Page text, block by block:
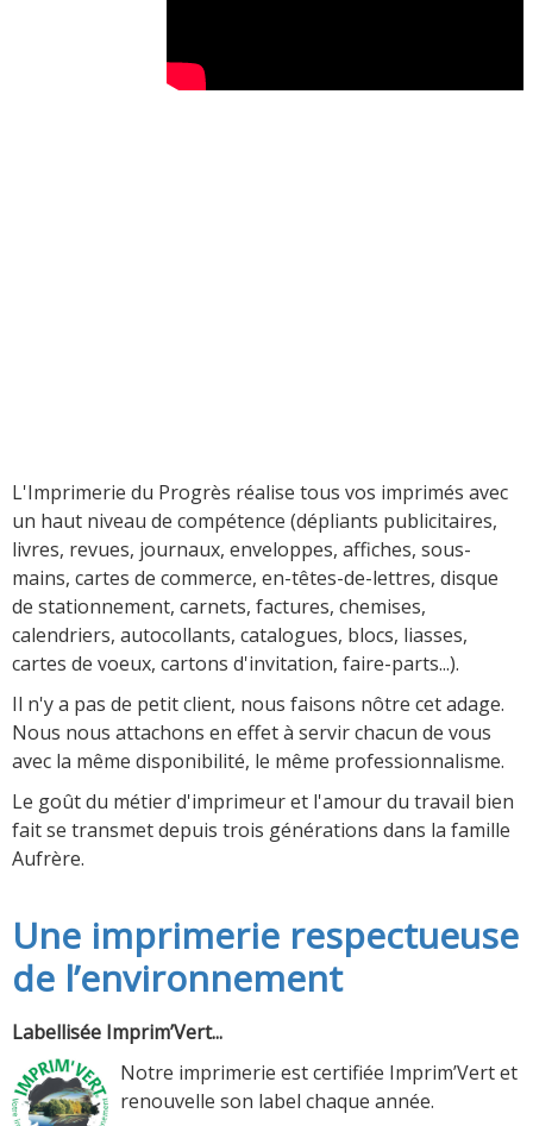
L'Imprimerie du Progrès réalise tous vos imprimés avec
un haut niveau de compétence (dépliants publicitaires,
livres, revues, journaux, enveloppes, affiches, sous-
mains, cartes de commerce, en-têtes-de-lettres, disque
de stationnement, carnets, factures, chemises,
calendriers, autocollants, catalogues, blocs, liasses,
cartes de voeux, cartons d'invitation, faire-parts...).
Il n'y a pas de petit client, nous faisons nôtre cet adage.
Nous nous attachons en effet à servir chacun de vous
avec la même disponibilité, le même professionnalisme.
Le goût du métier d'imprimeur et l'amour du travail bien
fait se transmet depuis trois générations dans la famille
Aufrère.
Une imprimerie respectueuse
de l’environnement
Labellisée Imprim’Vert...
Notre imprimerie est certifiée Imprim’Vert et
renouvelle son label chaque année.